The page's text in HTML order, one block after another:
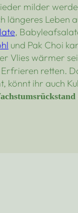
milder
längeres Leben
,
und Pak Choi
Vlies wärmer
retten.
ihr auch